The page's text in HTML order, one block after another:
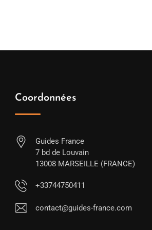
Coordonnées
Guides France
7 bd de Louvain
13008 MARSEILLE (FRANCE)
+33744750411
contact@guides-france.com